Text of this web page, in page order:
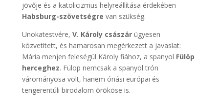
jövője és a katolicizmus helyreállítása érdekében
Habsburg-szövetségre van szükség.
Unokatestvére, V. Károly császárügyesen
közvetített, és hamarosan megérkezett a javaslat:
Mária menjen feleségül Károly fiához, a spanyol Fülöp
herceghez. Fülöp nemcsak a spanyol trón
várományosa volt, hanem óriási európai és
tengerentúli birodalom örököse is.